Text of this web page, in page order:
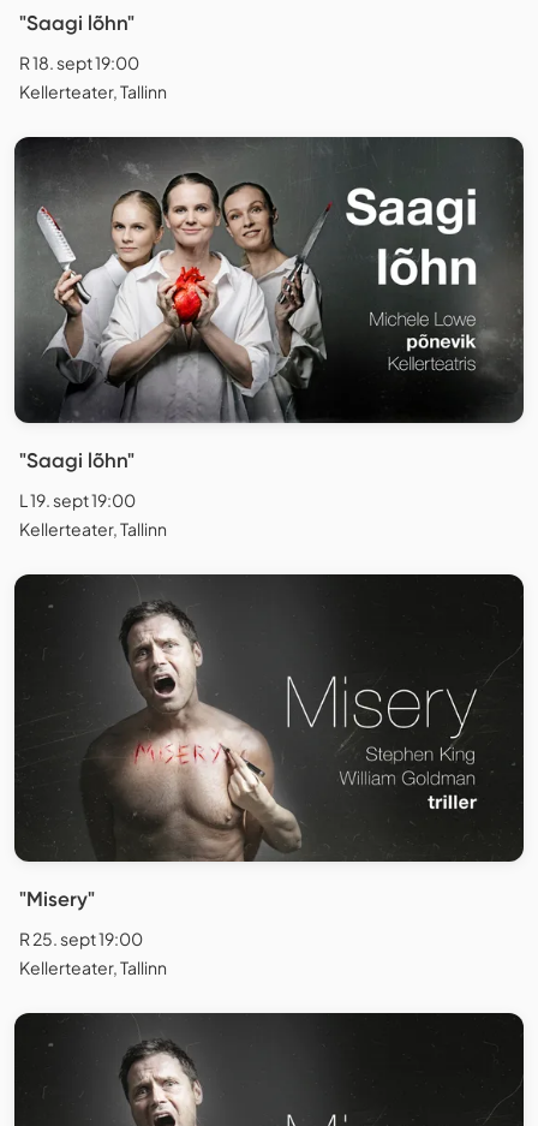
"Saagi lõhn"
R 18. sept 19:00
Kellerteater, Tallinn
"Saagi lõhn"
L 19. sept 19:00
Kellerteater, Tallinn
"Misery"
R 25. sept 19:00
Kellerteater, Tallinn